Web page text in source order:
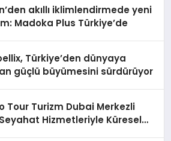
akıllı iklimlendirmede yeni
Madoka Plus Türkiye’de
Türkiye’den dünyaya
güçlü büyümesini sürdürüyor
Tour Turizm Dubai Merkezli
Hizmetleriyle Küresel